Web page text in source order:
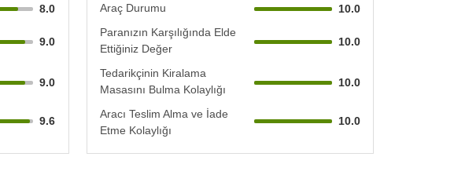
8.0
9.0
9.0
9.6
Araç Durumu
10.0
Paranızın Karşılığında Elde
Ettiğiniz Değer
10.0
Tedarikçinin Kiralama
Masasını Bulma Kolaylığı
10.0
Aracı Teslim Alma ve İade
Etme Kolaylığı
10.0